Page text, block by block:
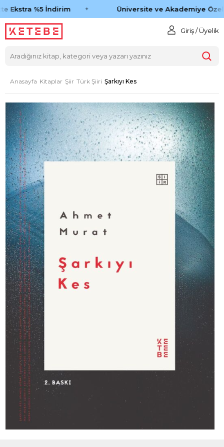
Ekstra %5 İndirim Üniversite ve Akademiye Özel
Giriş / Üyelik
Anasayfa Kitaplar Şiir Türk Şiiri Şarkıyı Kes